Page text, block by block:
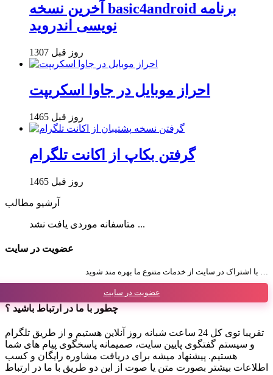
آخرین نسخه basic4android برنامه
نویسی اندروید
1307 روز قبل
احراز موبایل در جاوا اسکریپت
1465 روز قبل
گرفتن بکاپ از اکانت تلگرام
1465 روز قبل
آرشیو مطالب
متاسفانه موردی یافت نشد ...
عضویت در سایت
با اشتراک در سایت از خدمات متنوع ما بهره مند شوید …
عضویت در سایت
چطور با ما در ارتباط باشید ؟
تقریبا توی کل 24 ساعت شبانه روز آنلاین هستیم و از طریق تلگرام
و سیستم گفتگوی پایین سایت، صمیمانه پاسخگوی پیام های شما
هستیم. پیشنهاد میشه برای دریافت مشاوره رایگان و کسب
اطلاعات بیشتر بصورت متن یا صوت از این دو طریق با ما در ارتباط